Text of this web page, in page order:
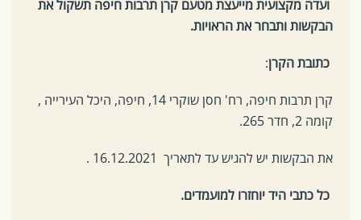
ועדה מקצועית מייעצת מטעם קרן תרבות חיפה תשקול את
הבקשות ותבחר את הראויות.
כתובת הקרן:
קרן תרבות חיפה, רח' חסן שוקרי 14, חיפה, היכל העירייה ,
קומה 2, חדר 265.
את הבקשות יש להגיש עד לתאריך 16.12.2021 .
כל כתבי היד יוחזרו למועמדים.